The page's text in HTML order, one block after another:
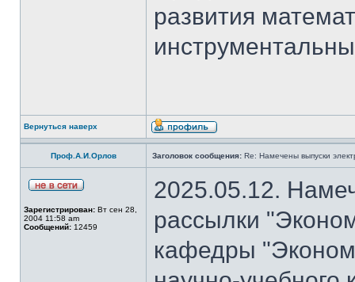
развития
Вернуться наверх
Проф.А.И.Орлов Заголовок сообщения: Re: Намечены выпуски
Зарегистрирован: Вт сен 28,
2004 11:58 am
Сообщений: 12459
2025.05.12.
рассылки
кафедры